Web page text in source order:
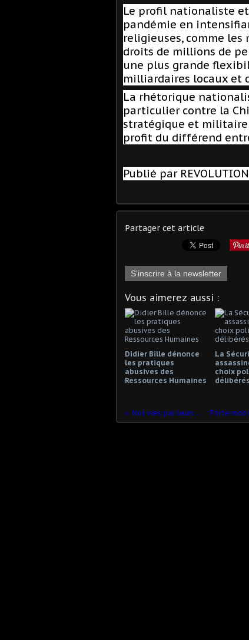
Le profil nationaliste
pandémie en
religieuses, comme
droits de millions de
une plus grande
milliardaires locaux et
La rhétorique
particulier contre la
stratégique et militaire
profit du différend
Publié par
Partager cet article
S'inscrire à la newsletter
Vous aimerez aussi :
Didier Bille dénonce
les pratiques
abusives des
Ressources Humaines
La
choix
délibérés
Nos vies pas leurs profits !